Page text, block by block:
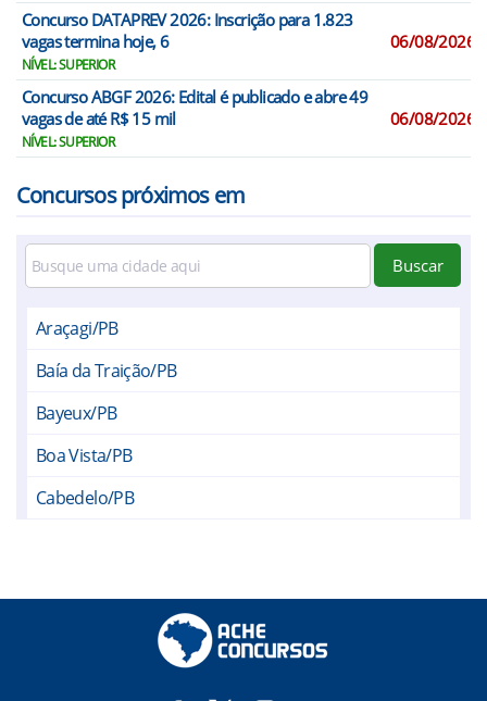
Concurso DATAPREV 2026: Inscrição para 1.823
vagas termina hoje, 6
NÍVEL: SUPERIOR
06/08/2026
Concurso ABGF 2026: Edital é publicado e abre 49
vagas de até R$ 15 mil
NÍVEL: SUPERIOR
06/08/2026
Concursos próximos em
Buscar
Araçagi/PB
Baía da Traição/PB
Bayeux/PB
Boa Vista/PB
Cabedelo/PB
Cruz do Espírito Santo/PB
Cuité de Mamanguape/PB